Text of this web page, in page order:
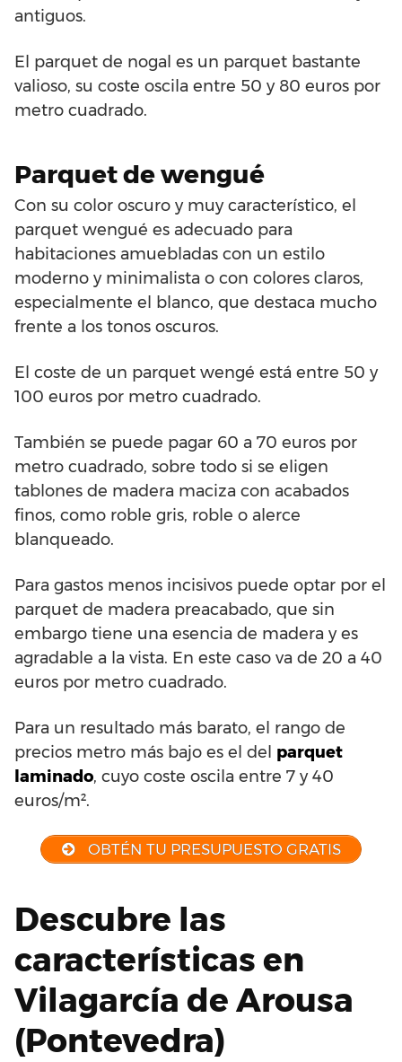
antiguos.
El parquet de nogal es un parquet bastante
valioso, su coste oscila entre 50 y 80 euros por
metro cuadrado.
Parquet de wengué
Con su color oscuro y muy característico, el
parquet wengué es adecuado para
habitaciones amuebladas con un estilo
moderno y minimalista o con colores claros,
especialmente el blanco, que destaca mucho
frente a los tonos oscuros.
El coste de un parquet wengé está entre 50 y
100 euros por metro cuadrado.
También se puede pagar 60 a 70 euros por
metro cuadrado, sobre todo si se eligen
tablones de madera maciza con acabados
finos, como roble gris, roble o alerce
blanqueado.
Para gastos menos incisivos puede optar por el
parquet de madera preacabado, que sin
embargo tiene una esencia de madera y es
agradable a la vista. En este caso va de 20 a 40
euros por metro cuadrado.
Para un resultado más barato, el rango de
precios metro más bajo es el del parquet
laminado, cuyo coste oscila entre 7 y 40
euros/m².
OBTÉN TU PRESUPUESTO GRATIS
Descubre las
características en
Vilagarcía de Arousa
(Pontevedra)